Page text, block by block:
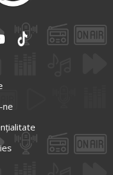
ne